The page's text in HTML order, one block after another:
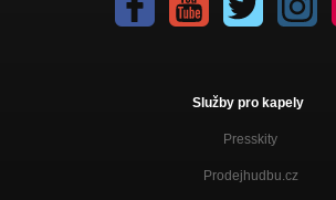
Služby pro kapely
Presskity
Prodejhudbu.cz